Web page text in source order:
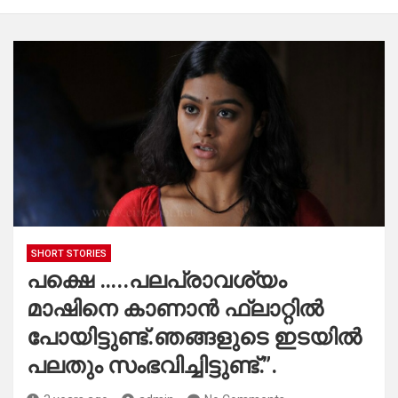
SHORT STORIES
പക്ഷെ …..പലപ്രാവശ്യം
മാഷിനെ കാണാൻ ഫ്ലാറ്റിൽ
പോയിട്ടുണ്ട്.ഞങ്ങളുടെ ഇടയിൽ
പലതും സംഭവിച്ചിട്ടുണ്ട്.”.